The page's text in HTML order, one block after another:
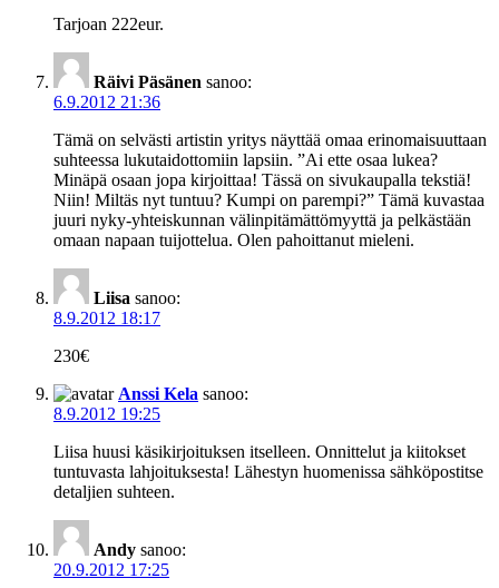
Tarjoan 222eur.
Räivi Päsänen sanoo:
6.9.2012 21:36
Tämä on selvästi artistin yritys näyttää omaa erinomaisuuttaan
suhteessa lukutaidottomiin lapsiin. ”Ai ette osaa lukea?
Minäpä osaan jopa kirjoittaa! Tässä on sivukaupalla tekstiä!
Niin! Miltäs nyt tuntuu? Kumpi on parempi?” Tämä kuvastaa
juuri nyky-yhteiskunnan välinpitämättömyyttä ja pelkästään
omaan napaan tuijottelua. Olen pahoittanut mieleni.
Liisa sanoo:
8.9.2012 18:17
230€
Anssi Kela sanoo:
8.9.2012 19:25
Liisa huusi käsikirjoituksen itselleen. Onnittelut ja kiitokset
tuntuvasta lahjoituksesta! Lähestyn huomenissa sähköpostitse
detaljien suhteen.
Andy sanoo:
20.9.2012 17:25